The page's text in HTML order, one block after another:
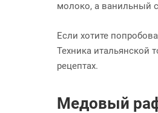
молоко, а ванильный
Если хотите
Техника итальянской
рецептах.
Медовый